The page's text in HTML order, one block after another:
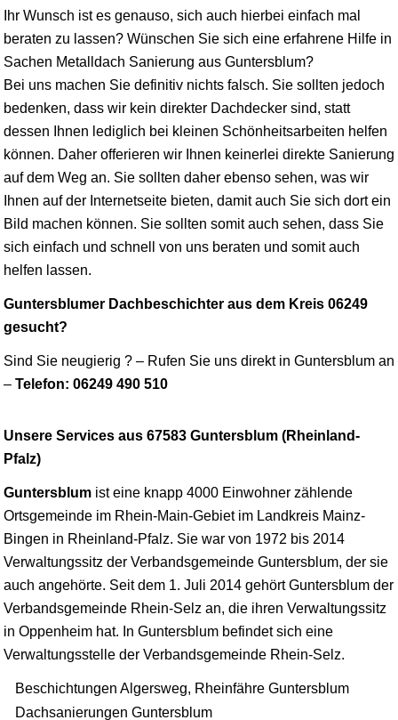
Ihr Wunsch ist es genauso, sich auch hierbei einfach mal
beraten zu lassen? Wünschen Sie sich eine erfahrene Hilfe in
Sachen Metalldach Sanierung aus Guntersblum?
Bei uns machen Sie definitiv nichts falsch. Sie sollten jedoch
bedenken, dass wir kein direkter Dachdecker sind, statt
dessen Ihnen lediglich bei kleinen Schönheitsarbeiten helfen
können. Daher offerieren wir Ihnen keinerlei direkte Sanierung
auf dem Weg an. Sie sollten daher ebenso sehen, was wir
Ihnen auf der Internetseite bieten, damit auch Sie sich dort ein
Bild machen können. Sie sollten somit auch sehen, dass Sie
sich einfach und schnell von uns beraten und somit auch
helfen lassen.
Guntersblumer Dachbeschichter aus dem Kreis 06249
gesucht?
Sind Sie neugierig ? – Rufen Sie uns direkt in Guntersblum an
– Telefon: 06249 490 510
Unsere Services aus 67583 Guntersblum (Rheinland-
Pfalz)
Guntersblum ist eine knapp 4000 Einwohner zählende
Ortsgemeinde im Rhein-Main-Gebiet im Landkreis Mainz-
Bingen in Rheinland-Pfalz. Sie war von 1972 bis 2014
Verwaltungssitz der Verbandsgemeinde Guntersblum, der sie
auch angehörte. Seit dem 1. Juli 2014 gehört Guntersblum der
Verbandsgemeinde Rhein-Selz an, die ihren Verwaltungssitz
in Oppenheim hat. In Guntersblum befindet sich eine
Verwaltungsstelle der Verbandsgemeinde Rhein-Selz.
Beschichtungen Algersweg, Rheinfähre Guntersblum
Dachsanierungen Guntersblum